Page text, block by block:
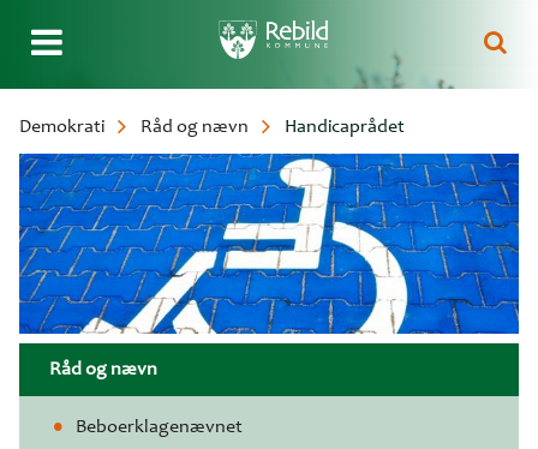
hovedindhold
Brødkrumme
Demokrati Råd og nævn Handicaprådet
Råd og nævn
Beboerklagenævnet